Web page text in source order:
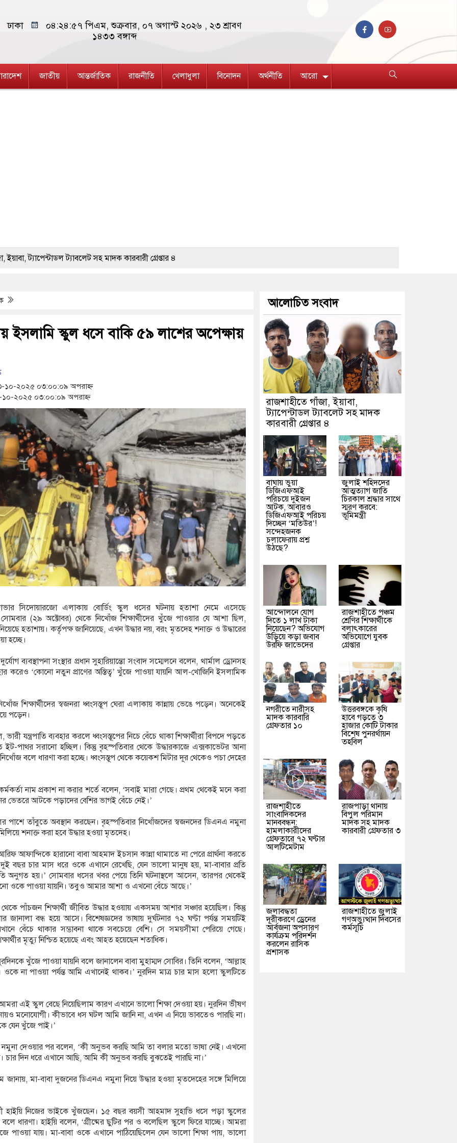
ঢাকা ০৪:২৪:৫৮ পিএম, শুক্রবার, ০৭ অগাস্ট ২০২৬ , ২৩ শ্রাবণ
১৪৩৩ বঙ্গাব্দ
জাতীয় আন্তর্জাতিক রাজনীতি খেলাধুলা বিনোদন অর্থনীতি আরো
ট্যাবলেট সহ মাদক কারবারী গ্রেপ্তার ৪
কর্মসূচির উদ্বোধন
চলাফেরায় প্রশ্ন উঠছে?
নারী মাদক কারবারি গ্রেপ্তার
সমাপ্ত
পৃথক অভিযানে মাদক কারবারী গ্রেপ্তার, ৬
বন্ধের দাবিতে রাজশাহীতে মানববন্ধন
মৃত বেড়ে ৯৫, ক্ষতিগ্রস্ত ১১ লাখ মানুষ
ইসলামি স্কুল ধসে বাকি ৫৯ লাশের অপেক্ষায়
২০২৫ ০৩:০০:০৯ অপরাহ্ন
২০২৫ ০৩:০০:০৯ অপরাহ্ন
সিদোয়ারজো এলাকায় বোর্ডিং স্কুল ধসের ঘটনায় হতাশা নেমে এসেছে
(২৯ অক্টোবর) থেকে নিখোঁজ শিক্ষার্থীদের খুঁজে পাওয়ার যে আশা ছিল,
হতাশায়। কর্তৃপক্ষ জানিয়েছে, এখন উদ্ধার নয়, বরং মৃতদেহ শনাক্ত ও উদ্ধারের
হচ্ছে।
ব্যবস্থাপনা সংস্থার প্রধান সুহারিয়ান্তো সংবাদ সম্মেলনে বলেন, থার্মাল ড্রোনসহ
করেও ‘কোনো নতুন প্রাণের অস্তিত্ব’ খুঁজে পাওয়া যায়নি আল-খোজিনি ইসলামিক
শিক্ষার্থীদের স্বজনরা ধ্বংসস্তূপ ঘেরা এলাকায় কান্নায় ভেঙে পড়েন। অনেকেই
পড়েন।
যন্ত্রপাতি ব্যবহার করলে ধ্বংসস্তূপের নিচে বেঁচে থাকা শিক্ষার্থীরা বিপদে পড়তে
ইট-পাথর সরানো হচ্ছিল। কিন্তু বৃহস্পতিবার থেকে উদ্ধারকাজে এক্সকাভেটর আনা
বলে ধারণা করা হচ্ছে। ধ্বংসস্তূপ থেকে কয়েকশ মিটার দূর থেকেও পচা দেহের
নাম প্রকাশ না করার শর্তে বলেন, ‘সবাই মারা গেছে। প্রথম থেকেই মনে করা
ভেতরে আটকে পড়াদের বেশির ভাগই বেঁচে নেই।’
পাশে তাঁবুতে অবস্থান করছেন। বৃহস্পতিবার নিখোঁজদের স্বজনদের ডিএনএ নমুনা
শনাক্ত করা হবে উদ্ধার হওয়া মৃতদেহ।
আফান্দিকে হারানো বাবা আহমাদ ইচসান কান্না থামাতে না পেরে প্রার্থনা করতে
বছর চার মাস ধরে ওকে এখানে রেখেছি, যেন ভালো মানুষ হয়, মা-বাবার প্রতি
অনুগত হয়।’ সোমবার ধসের খবর পেয়ে তিনি ঘটনাস্থলে আসেন, তারপর থেকেই
ওকে পাওয়া যায়নি। তবুও আমার আশা ও এখনো বেঁচে আছে।’
পাঁচজন শিক্ষার্থী জীবিত উদ্ধার হওয়ায় একসময় আশার সঞ্চার হয়েছিল। কিন্তু
জানালা বন্ধ হয়ে আসে। বিশেষজ্ঞদের ভাষায় দুর্ঘটনার ৭২ ঘণ্টা পর্যন্ত সময়টিই
বেঁচে থাকার সম্ভাবনা থাকে সবচেয়ে বেশি। সে সময়সীমা পেরিয়ে গেছে।
মৃত্যু নিশ্চিত হয়েছে এবং আহত হয়েছেন শতাধিক।
খুঁজে পাওয়া যায়নি বলে জানালেন বাবা মুহাম্মদ সোবির। তিনি বলেন, ‘আল্লাহ
না পাওয়া পর্যন্ত আমি এখানেই থাকব।’ নুরদিন মাত্র চার মাস হলো স্কুলটিতে
এই স্কুল বেছে নিয়েছিলাম কারণ এখানে ভালো শিক্ষা দেওয়া হয়। নুরদিন ভীষণ
মনোযোগী। কীভাবে ধস ঘটল আমি জানি না, এখন এ নিয়ে ভাবতেও পারছি না।
যেন খুঁজে পাই।’
নমুনা দেওয়ার পর বলেন, ‘কী অনুভব করছি আমি তা বলার মতো ভাষা নেই। এখনো
চার দিন ধরে এখানে আছি, আমি কী অনুভব করছি বুঝতেই পারছি না।’
জানায়, মা-বাবা দুজনের ডিএনএ নমুনা নিয়ে উদ্ধার হওয়া মৃতদেহের সঙ্গে মিলিয়ে
হাইয়ি নিজের ভাইকে খুঁজছেন। ১৫ বছর বয়সী আহমাদ সুহাভি ধসে পড়া স্কুলের
ধারণা। হাইয়ি বলেন, ‘গ্রীষ্মের ছুটির পর ও বলেছিল স্কুলে ফিরে যাচ্ছে। আমরা
পাওয়া যায়। মা-বাবা ওকে এখানে পাঠিয়েছিলেন যেন ভালো শিক্ষা পায়, ভালো
আলোচিত সংবাদ
রাজশাহীতে গাঁজা, ইয়াবা,
ট্যাপেন্টাডল ট্যাবলেট সহ মাদক
কারবারী গ্রেপ্তার ৪
বাঘায় ভুয়া
ডিজিএফআই
পরিচয়ে দুইজন
আটক, আবারও
ডিজিএফআই পরিচয়
দিচ্ছেন ‘মতিউর’!
সন্দেহজনক
চলাফেরায় প্রশ্ন
উঠছে?
জুলাই শহিদদের
আত্মত্যাগ জাতি
চিরকাল শ্রদ্ধার সাথে
স্মরণ করবে:
ভূমিমন্ত্রী
আন্দোলনে যোগ
দিতে ১ লাখ টাকা
নিয়েছেন? অভিযোগ
উড়িয়ে কড়া জবাব
উরফি জাভেদের
রাজশাহীতে পঞ্চম
শ্রেণির শিক্ষার্থীকে
বলাৎকারের
অভিযোগে যুবক
গ্রেপ্তার
নগরীতে নারীসহ
মাদক কারবারি
গ্রেফতার ১০
উত্তরবঙ্গকে কৃষি
হাবে গড়তে ৩
হাজার কোটি টাকার
বিশেষ পুনরর্থায়ন
তহবিল
রাজশাহীতে
সাংবাদিকদের
মানববন্ধন:
হামলাকারীদের
গ্রেফতারে ৭২ ঘণ্টার
আলটিমেটাম
রাজপাড়া থানায়
বিপুল পরিমান
মাদক সহ মাদক
কারবারী গ্রেফতার ৩
জলাবদ্ধতা
দূরীকরণে ড্রেনের
আর্বজনা অপসারণ
কার্যক্রম পরিদর্শন
করলেন রাসিক
প্রশাসক
রাজশাহীতে জুলাই
গণঅভ্যুত্থান দিবসের
কর্মসূচি